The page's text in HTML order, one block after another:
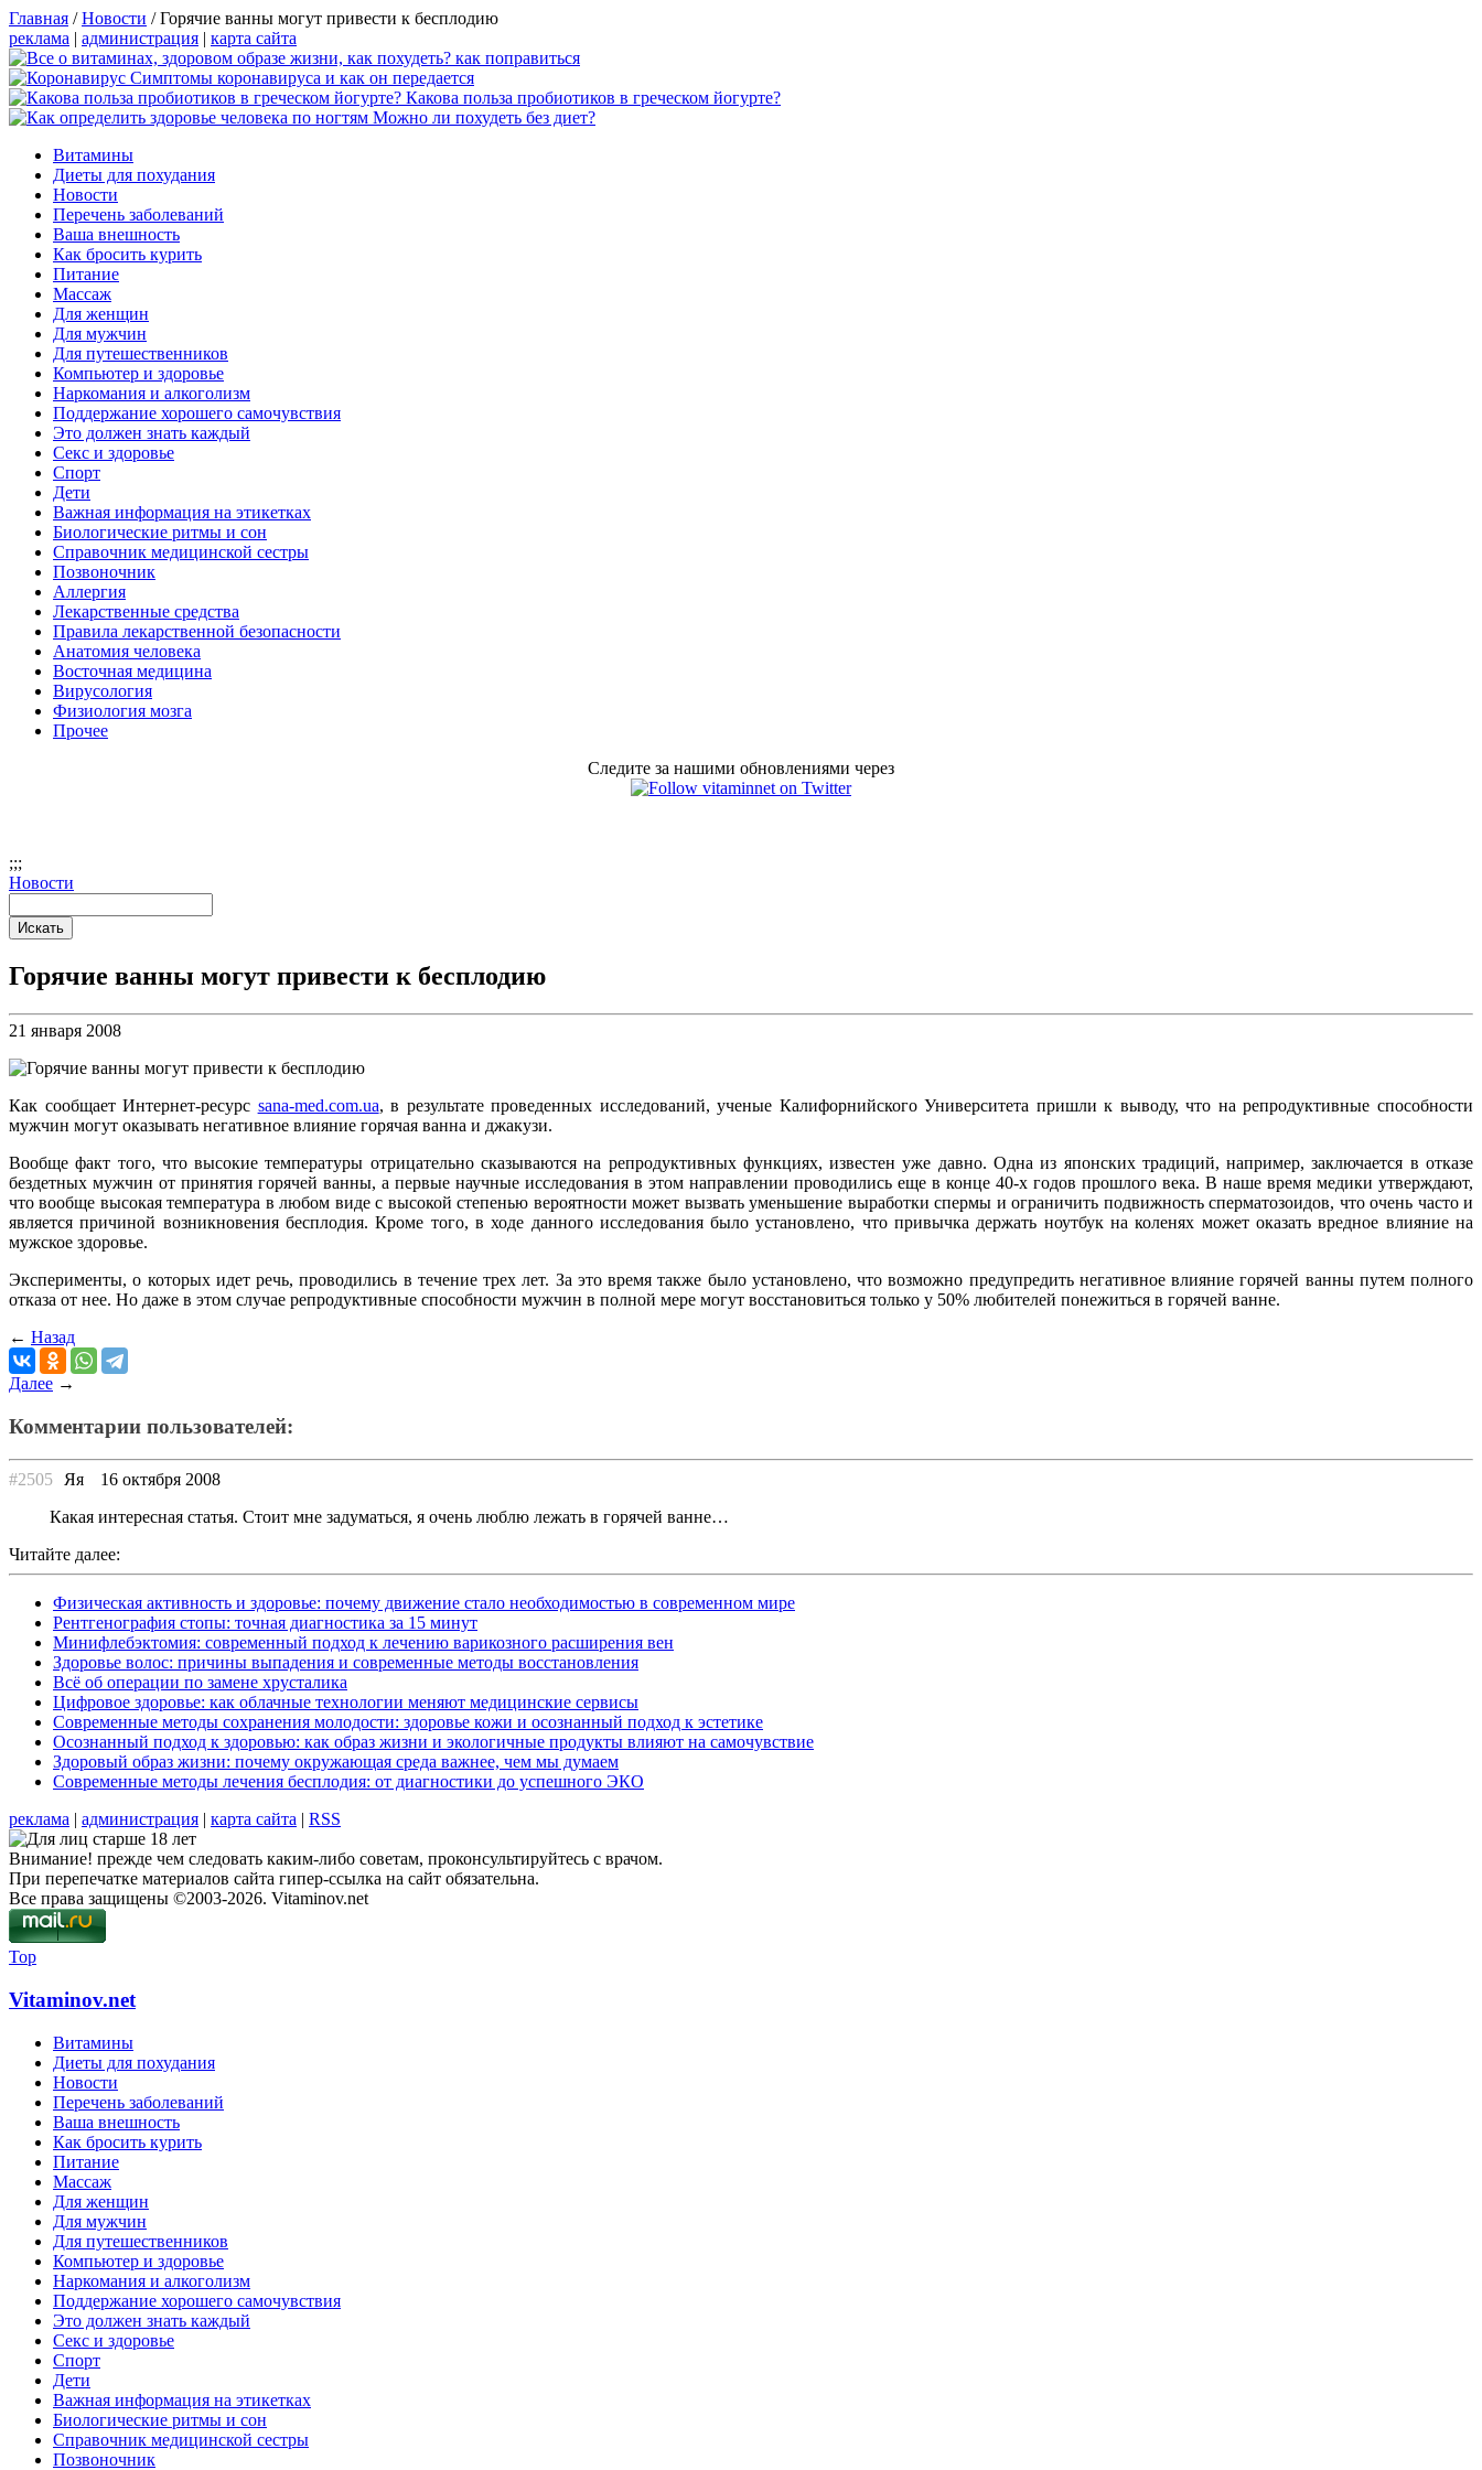
Главная /Новости /Горячие ванны могут привести к бесплодию
реклама | администрация | карта сайта
Симптомы коронавируса и как он передается
Какова польза пробиотиков в греческом йогурте?
Можно ли похудеть без диет?
Витамины
Диеты для похудания
Новости
Перечень заболеваний
Ваша внешность
Как бросить курить
Питание
Массаж
Для женщин
Для мужчин
Для путешественников
Компьютер и здоровье
Наркомания и алкоголизм
Поддержание хорошего самочувствия
Это должен знать каждый
Секс и здоровье
Спорт
Дети
Важная информация на этикетках
Биологические ритмы и сон
Справочник медицинской сестры
Позвоночник
Аллергия
Лекарственные средства
Правила лекарственной безопасности
Aнатомия человека
Восточная медицина
Вирусология
Физиология мозга
Прочее
Следите за нашими обновлениями через
;;;
Новости
Горячие ванны могут привести к бесплодию
21 января 2008
Как сообщает Интернет-ресурс sana-med.com.ua, в результате проведенных исследований, ученые Калифорнийского Университета пришли к выводу, что на репродуктивные способности
мужчин могут оказывать негативное влияние горячая ванна и джакузи.
Вообще факт того, что высокие температуры отрицательно сказываются на репродуктивных функциях, известен уже давно. Одна из японских традиций, например, заключается в отказе
бездетных мужчин от принятия горячей ванны, а первые научные исследования в этом направлении проводились еще в конце 40-х годов прошлого века. В наше время медики утверждают,
что вообще высокая температура в любом виде с высокой степенью вероятности может вызвать уменьшение выработки спермы и ограничить подвижность сперматозоидов, что очень часто и
является причиной возникновения бесплодия. Кроме того, в ходе данного исследования было установлено, что привычка держать ноутбук на коленях может оказать вредное влияние на
мужское здоровье.
Эксперименты, о которых идет речь, проводились в течение трех лет. За это время также было установлено, что возможно предупредить негативное влияние горячей ванны путем полного
отказа от нее. Но даже в этом случае репродуктивные способности мужчин в полной мере могут восстановиться только у 50% любителей понежиться в горячей ванне.
← Назад
Далее →
Комментарии пользователей:
#2505 Яя
16 октября 2008
Какая интересная статья. Стоит мне задуматься, я очень люблю лежать в горячей ванне…
Читайте далее:
Физическая активность и здоровье: почему движение стало необходимостью в современном мире
Рентгенография стопы: точная диагностика за 15 минут
Минифлебэктомия: современный подход к лечению варикозного расширения вен
Здоровье волос: причины выпадения и современные методы восстановления
Всё об операции по замене хрусталика
Цифровое здоровье: как облачные технологии меняют медицинские сервисы
Современные методы сохранения молодости: здоровье кожи и осознанный подход к эстетике
Осознанный подход к здоровью: как образ жизни и экологичные продукты влияют на самочувствие
Здоровый образ жизни: почему окружающая среда важнее, чем мы думаем
Современные методы лечения бесплодия: от диагностики до успешного ЭКО
реклама | администрация | карта сайта | RSS
Внимание! прежде чем следовать каким-либо советам, проконсультируйтесь с врачом.
При перепечатке материалов сайта гипер-ссылка на сайт обязательна.
Все права защищены ©2003-2026. Vitaminov.net
Top
Vitaminov.net
Витамины
Диеты для похудания
Новости
Перечень заболеваний
Ваша внешность
Как бросить курить
Питание
Массаж
Для женщин
Для мужчин
Для путешественников
Компьютер и здоровье
Наркомания и алкоголизм
Поддержание хорошего самочувствия
Это должен знать каждый
Секс и здоровье
Спорт
Дети
Важная информация на этикетках
Биологические ритмы и сон
Справочник медицинской сестры
Позвоночник